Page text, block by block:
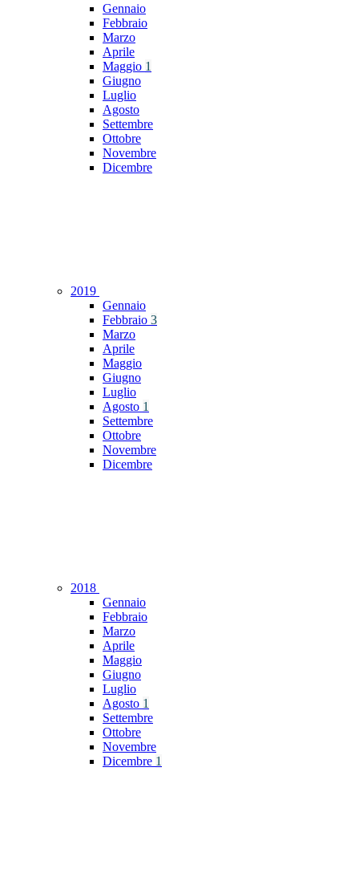
Gennaio
Febbraio
Marzo
Aprile
Maggio 1
Giugno
Luglio
Agosto
Settembre
Ottobre
Novembre
Dicembre
2019
Gennaio
Febbraio 3
Marzo
Aprile
Maggio
Giugno
Luglio
Agosto 1
Settembre
Ottobre
Novembre
Dicembre
2018
Gennaio
Febbraio
Marzo
Aprile
Maggio
Giugno
Luglio
Agosto 1
Settembre
Ottobre
Novembre
Dicembre 1